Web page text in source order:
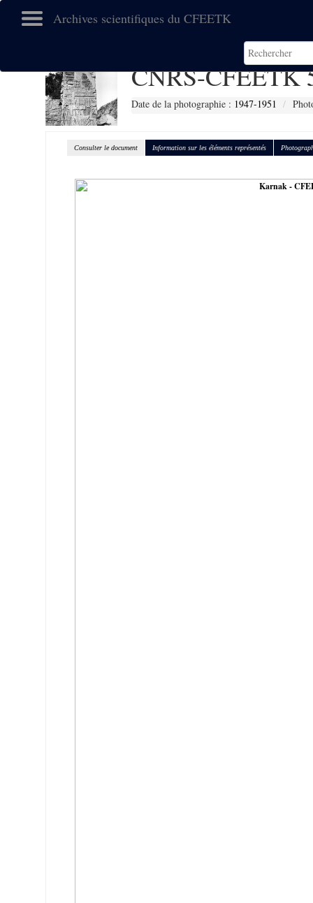
Archives scientifiques du CFEETK
CNRS-CFEETK
Date de la photographie : 1947-1951
Consulter le document Information sur les éléments représentés